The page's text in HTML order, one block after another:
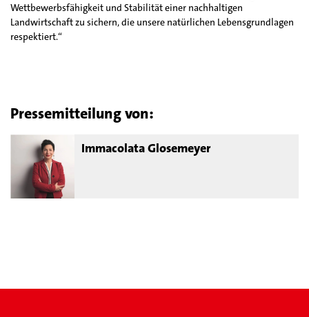
Wettbewerbsfähigkeit und Stabilität einer nachhaltigen
Landwirtschaft zu sichern, die unsere natürlichen Lebensgrundlagen
respektiert.“
Pressemitteilung von:
Immacolata Glosemeyer